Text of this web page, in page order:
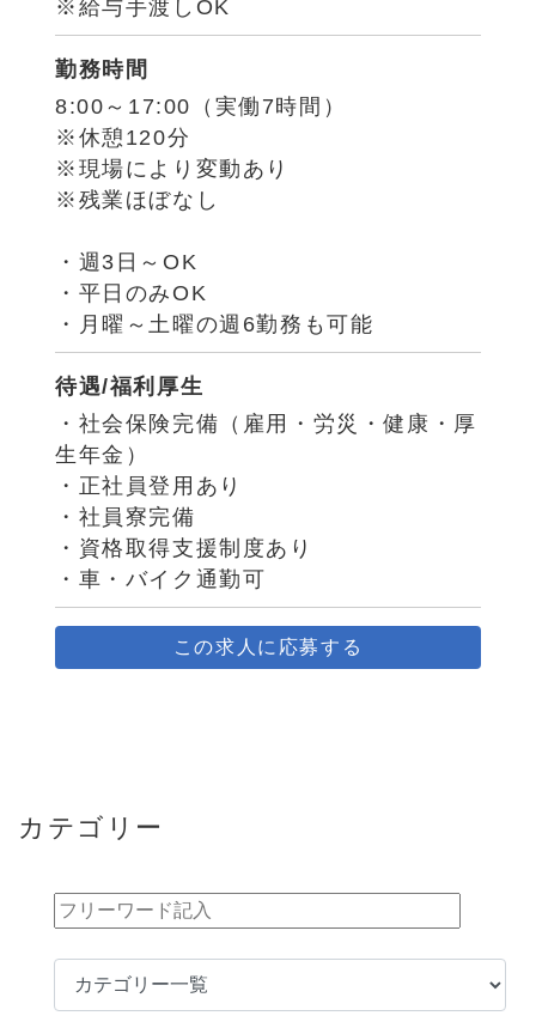
※給与手渡しOK
勤務時間
8:00～17:00（実働7時間）
※休憩120分
※現場により変動あり
※残業ほぼなし
・週3日～OK
・平日のみOK
・月曜～土曜の週6勤務も可能
待遇/福利厚生
・社会保険完備（雇用・労災・健康・厚
生年金）
・正社員登用あり
・社員寮完備
・資格取得支援制度あり
・車・バイク通勤可
この求人に応募する
カテゴリー